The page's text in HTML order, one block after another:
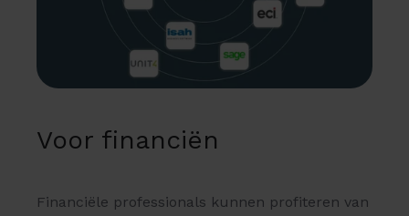
Voor financiën
Financiële professionals kunnen profiteren van